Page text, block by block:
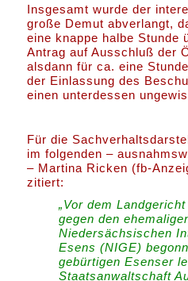
Insgesamt wurde der
große Demut abverlangt,
eine knappe halbe Stunde
Antrag auf Ausschluß der
alsdann für ca. eine
der Einlassung des
einen unterdessen
Für die
im folgenden –
– Martina Ricken (fb-
zitiert:
„Vor dem
gegen den
Niedersächsischen
Esens (NIGE)
gebürtigen Esenser
Staatsanwaltschaft